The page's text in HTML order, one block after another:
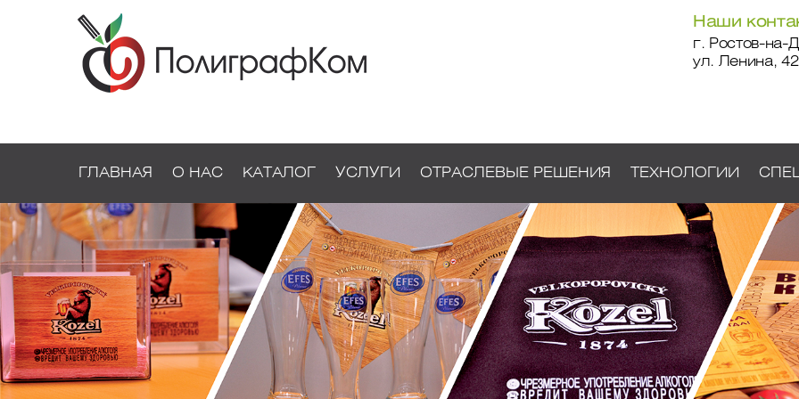
Наши
г. Ростов-на-
ул. Ленина, 42
ГЛАВНАЯ О НАС КАТАЛОГ УСЛУГИ ОТРАСЛЕВЫЕ РЕШЕНИЯ ТЕХНОЛОГИИ